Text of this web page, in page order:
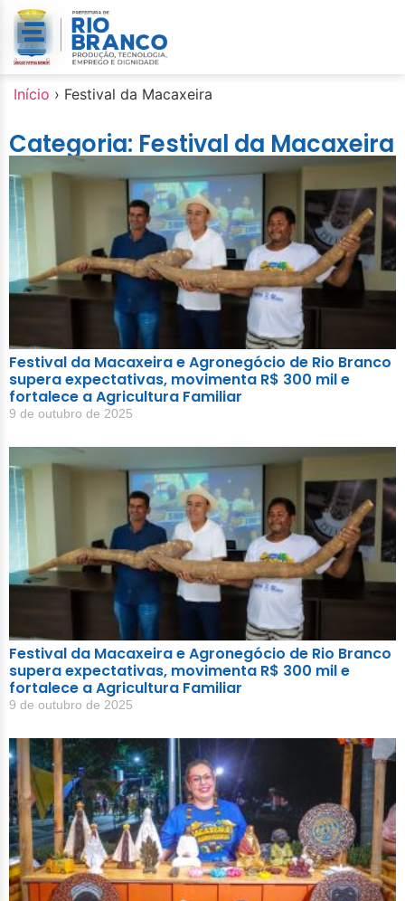
Início › Festival da Macaxeira
Categoria: Festival da Macaxeira
Festival da Macaxeira e Agronegócio de Rio Branco
supera expectativas, movimenta R$ 300 mil e
fortalece a Agricultura Familiar
9 de outubro de 2025
Festival da Macaxeira e Agronegócio de Rio Branco
supera expectativas, movimenta R$ 300 mil e
fortalece a Agricultura Familiar
9 de outubro de 2025